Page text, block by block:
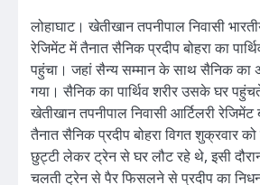
लोहाघाट। खेतीखान तपनीपाल निवासी
रेजिमेंट में तैनात सैनिक प्रदीप बोहरा का
पहुंचा। जहां सैन्य सम्मान के साथ सैनिक का
गया। सैनिक का पार्थिव शरीर उसके घर
खेतीखान तपनीपाल निवासी आर्टिलरी
तैनात सैनिक प्रदीप बोहरा विगत शुक्रवार
छुट्टी लेकर ट्रेन से घर लौट रहे थे, इसी
चलती ट्रेन से पैर फिसलने से प्रदीप का निधन